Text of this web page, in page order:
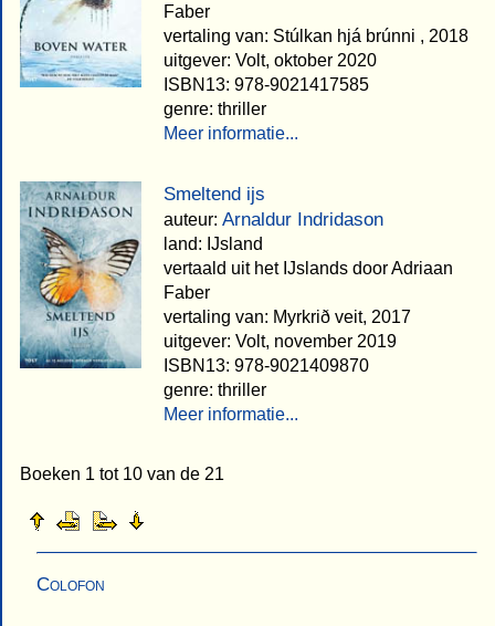
Faber
vertaling van: Stúlkan hjá brúnni , 2018
uitgever: Volt, oktober 2020
ISBN13: 978-9021417585
genre: thriller
Meer informatie...
Smeltend ijs
auteur: Arnaldur Indridason
land: IJsland
vertaald uit het IJslands door Adriaan
Faber
vertaling van: Myrkrið veit, 2017
uitgever: Volt, november 2019
ISBN13: 978-9021409870
genre: thriller
Meer informatie...
Boeken 1 tot 10 van de 21
Colofon